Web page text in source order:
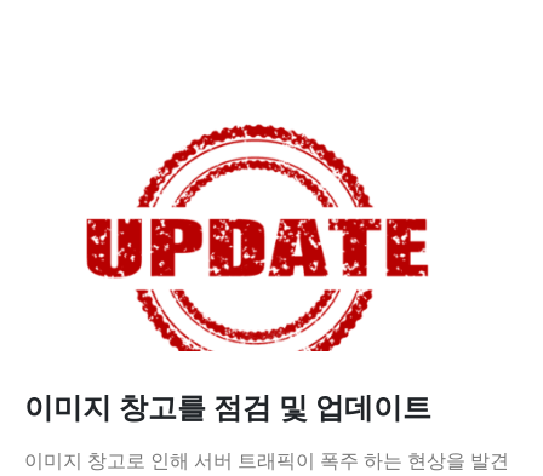
이미지 창고를 점검 및 업데이트
이미지 창고로 인해 서버 트래픽이 폭주 하는 현상을 발견